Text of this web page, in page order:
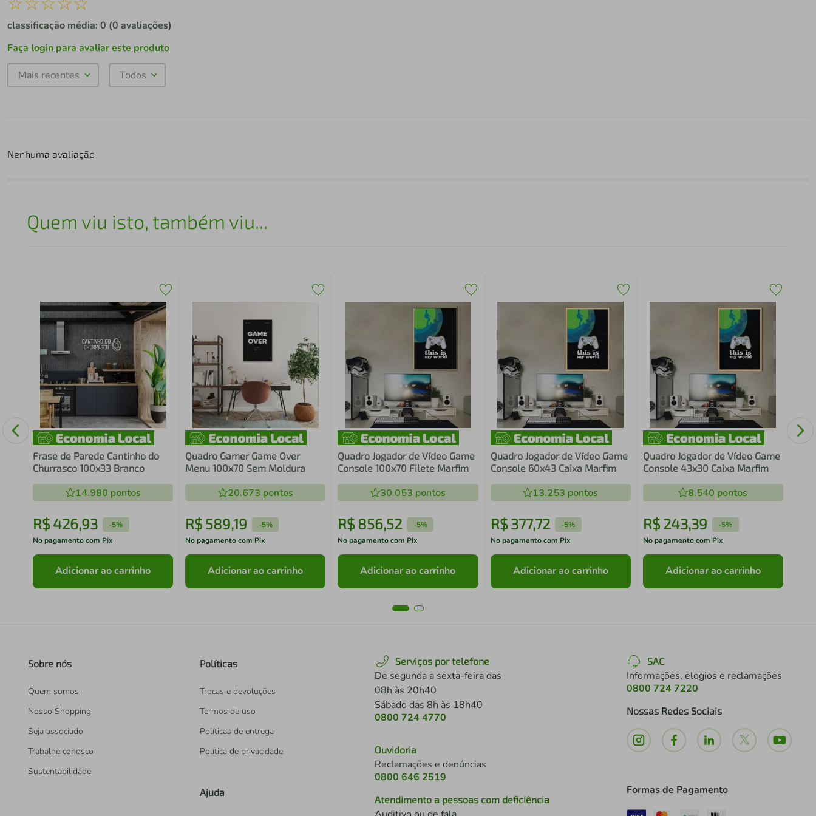
classificação média: 0 (0 avaliações)
Faça login para avaliar este produto
Mais recentes Todos
Nenhuma avaliação
Quem viu isto, também viu...
Frase de Parede Cantinho do
Churrasco 100x33 Branco
14.980 pontos
R$ 426,93 -5%
No pagamento com Pix
Adicionar ao carrinho
Quadro Gamer Game Over
Menu 100x70 Sem Moldura
20.673 pontos
R$ 589,19 -5%
No pagamento com Pix
Adicionar ao carrinho
Quadro Jogador de Vídeo Game
Console 100x70 Filete Marfim
30.053 pontos
R$856,52 -5%
No pagamento com Pix
Adicionar ao carrinho
Quadro Jogador de Vídeo Game
Console 60x43 Caixa Marfim
13.253 pontos
R$ 377,72 -5%
No pagamento com Pix
Adicionar ao carrinho
Quadro Jogador de Vídeo Game
Console 43x30 Caixa Marfim
8.540 pontos
R$ 243,39 -5%
No pagamento com Pix
Adicionar ao carrinho
Sobre nós
Quem somos
Nosso Shopping
Seja associado
Trabalhe conosco
Sustentabilidade
Políticas
Trocas e devoluções
Termos de uso
Políticas de entrega
Política de privacidade
Ajuda
Serviços por telefone
De segunda a sexta-feira das
08h às 20h40
Sábado das 8h às 18h40
0800 724 4770
Ouvidoria
Reclamações e denúncias
0800 646 2519
Atendimento a pessoas com deficiência
SAC
Informações, elogios e reclamações
0800 724 7220
Nossas Redes Sociais
Formas de Pagamento